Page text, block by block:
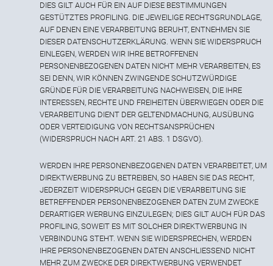
DIES GILT AUCH FÜR EIN AUF DIESE BESTIMMUNGEN
GESTÜTZTES PROFILING. DIE JEWEILIGE RECHTSGRUNDLAGE,
AUF DENEN EINE VERARBEITUNG BERUHT, ENTNEHMEN SIE
DIESER DATENSCHUTZERKLÄRUNG. WENN SIE WIDERSPRUCH
EINLEGEN, WERDEN WIR IHRE BETROFFENEN
PERSONENBEZOGENEN DATEN NICHT MEHR VERARBEITEN, ES
SEI DENN, WIR KÖNNEN ZWINGENDE SCHUTZWÜRDIGE
GRÜNDE FÜR DIE VERARBEITUNG NACHWEISEN, DIE IHRE
INTERESSEN, RECHTE UND FREIHEITEN ÜBERWIEGEN ODER DIE
VERARBEITUNG DIENT DER GELTENDMACHUNG, AUSÜBUNG
ODER VERTEIDIGUNG VON RECHTSANSPRÜCHEN
(WIDERSPRUCH NACH ART. 21 ABS. 1 DSGVO).
WERDEN IHRE PERSONENBEZOGENEN DATEN VERARBEITET, UM
DIREKTWERBUNG ZU BETREIBEN, SO HABEN SIE DAS RECHT,
JEDERZEIT WIDERSPRUCH GEGEN DIE VERARBEITUNG SIE
BETREFFENDER PERSONENBEZOGENER DATEN ZUM ZWECKE
DERARTIGER WERBUNG EINZULEGEN; DIES GILT AUCH FÜR DAS
PROFILING, SOWEIT ES MIT SOLCHER DIREKTWERBUNG IN
VERBINDUNG STEHT. WENN SIE WIDERSPRECHEN, WERDEN
IHRE PERSONENBEZOGENEN DATEN ANSCHLIESSEND NICHT
MEHR ZUM ZWECKE DER DIREKTWERBUNG VERWENDET